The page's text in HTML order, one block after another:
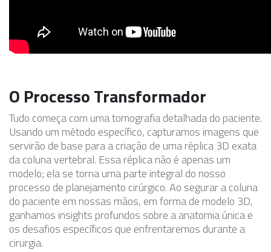
O Processo Transformador
Tudo começa com uma tomografia detalhada do paciente.
Usando um método específico, capturamos imagens que
servirão de base para a criação de uma réplica 3D exata
da coluna vertebral. Essa réplica não é apenas um
modelo; ela se torna uma parte integral do nosso
processo de planejamento cirúrgico. Ao segurar a coluna
do paciente em nossas mãos, em forma de modelo 3D,
ganhamos insights profundos sobre a anatomia única e
os desafios específicos que enfrentaremos durante a
cirurgia.